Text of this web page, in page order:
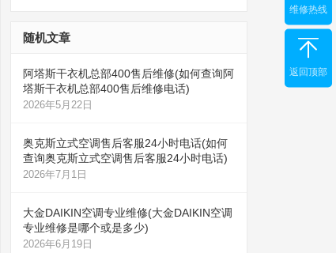
随机文章
阿塔斯干衣机总部400售后维修(如何查询阿
塔斯干衣机总部400售后维修电话)
2026年5月22日
奥克斯立式空调售后客服24小时电话(如何
查询奥克斯立式空调售后客服24小时电话)
2026年7月1日
大金DAIKIN空调专业维修(大金DAIKIN空调
专业维修是哪个或是多少)
2026年6月19日
维修热线
返回顶部